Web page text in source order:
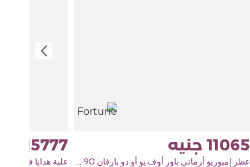
11065
15777
علبة هدايا